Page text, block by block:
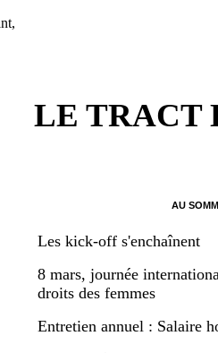
LE TRACT
AU
Les kick-off s'enchaînent
8 mars, journée
droits des femmes
Entretien annuel : Salaire